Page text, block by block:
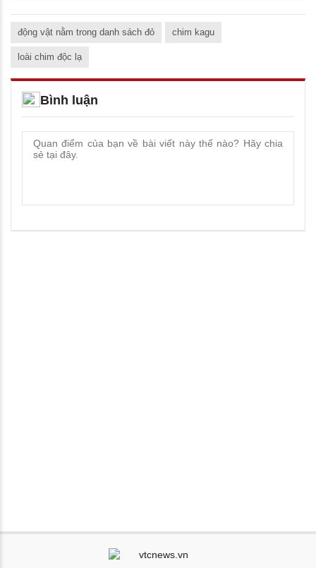
động vật nằm trong danh sách đỏ chim kagu
loài chim độc lạ
Bình luận